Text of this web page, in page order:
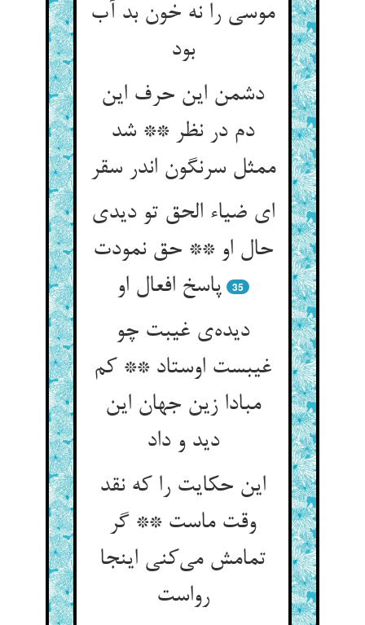
موسی را نه خون بد آب
بود
دشمن این حرف این
دم در نظر ** شد
ممثل سرنگون اندر سقر
ای ضیاء الحق تو دیدی
حال او ** حق نمودت
پاسخ افعال او
35
دیده‌ی غیبت چو
غیبست اوستاد ** کم
مبادا زین جهان این
دید و داد
این حکایت را که نقد
وقت ماست ** گر
تمامش می‌کنی اینجا
رواست